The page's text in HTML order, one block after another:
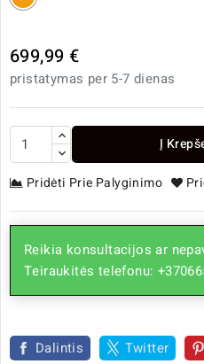
699,99 €
pristatymas per 5-7 dienas
Į
Pridėti Prie Palyginimo
Reikia konsultacijos ar
Teiraukitės telefonu:
Dalintis Twitter